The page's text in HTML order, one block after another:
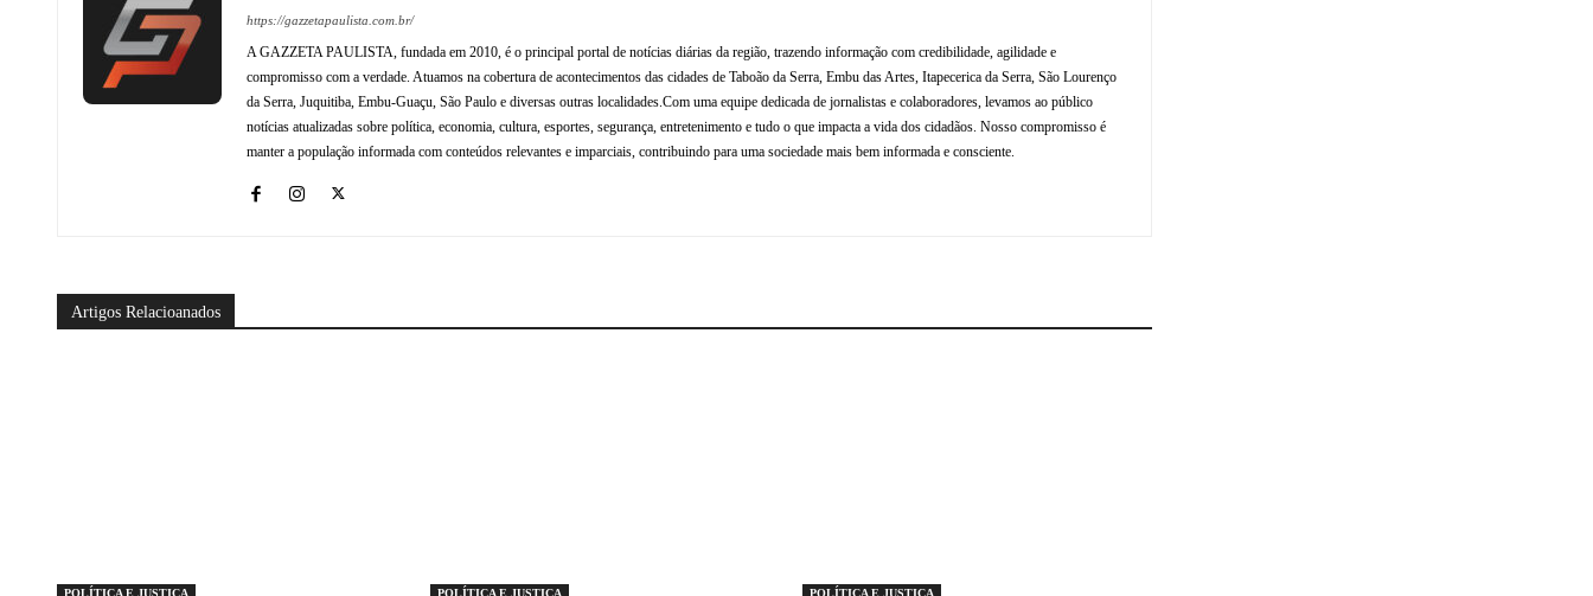
https://gazzetapaulista.com.br/
A GAZZETA PAULISTA, fundada em 2010, é o principal portal de notícias diárias da região, trazendo informação com credibilidade, agilidade e
compromisso com a verdade. Atuamos na cobertura de acontecimentos das cidades de Taboão da Serra, Embu das Artes, Itapecerica da Serra, São Lourenço
da Serra, Juquitiba, Embu-Guaçu, São Paulo e diversas outras localidades.Com uma equipe dedicada de jornalistas e colaboradores, levamos ao público
notícias atualizadas sobre política, economia, cultura, esportes, segurança, entretenimento e tudo o que impacta a vida dos cidadãos. Nosso compromisso é
manter a população informada com conteúdos relevantes e imparciais, contribuindo para uma sociedade mais bem informada e consciente.
Artigos Relacioanados
POLÍTICA E JUSTIÇA POLÍTICA E JUSTIÇA POLÍTICA E JUSTIÇA